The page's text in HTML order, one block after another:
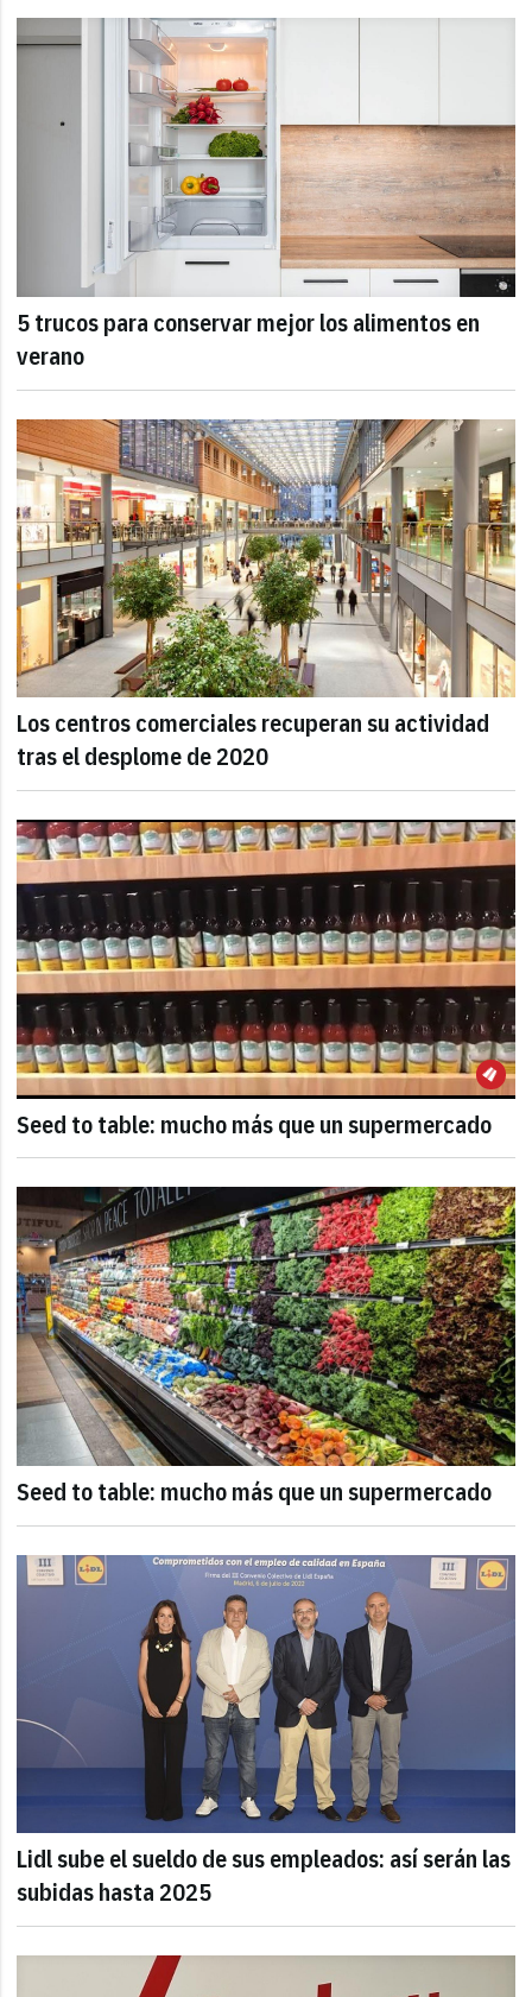
5 trucos para conservar mejor los alimentos en
verano
Los centros comerciales recuperan su actividad
tras el desplome de 2020
Seed to table: mucho más que un supermercado
Seed to table: mucho más que un supermercado
Lidl sube el sueldo de sus empleados: así serán las
subidas hasta 2025